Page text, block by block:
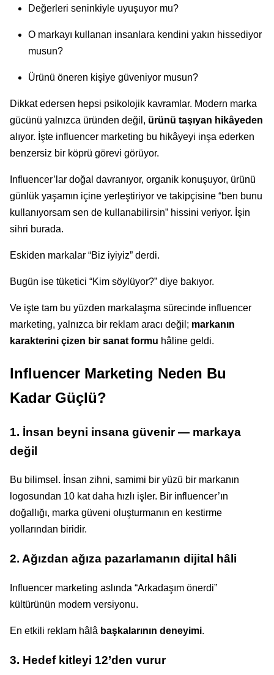
Değerleri seninkiyle uyuşuyor mu?
O markayı kullanan insanlara kendini yakın hissediyor
musun?
Ürünü öneren kişiye güveniyor musun?
Dikkat edersen hepsi psikolojik kavramlar. Modern marka
gücünü yalnızca üründen değil, ürünü taşıyan hikâyeden
alıyor. İşte influencer marketing bu hikâyeyi inşa ederken
benzersiz bir köprü görevi görüyor.
Influencer’lar doğal davranıyor, organik konuşuyor, ürünü
günlük yaşamın içine yerleştiriyor ve takipçisine “ben bunu
kullanıyorsam sen de kullanabilirsin” hissini veriyor. İşin
sihri burada.
Eskiden markalar “Biz iyiyiz” derdi.
Bugün ise tüketici “Kim söylüyor?” diye bakıyor.
Ve işte tam bu yüzden markalaşma sürecinde influencer
marketing, yalnızca bir reklam aracı değil; markanın
karakterini çizen bir sanat formu hâline geldi.
Influencer Marketing Neden Bu
Kadar Güçlü?
1. İnsan beyni insana güvenir — markaya
değil
Bu bilimsel. İnsan zihni, samimi bir yüzü bir markanın
logosundan 10 kat daha hızlı işler. Bir influencer’ın
doğallığı, marka güveni oluşturmanın en kestirme
yollarından biridir.
2. Ağızdan ağıza pazarlamanın dijital hâli
Influencer marketing aslında “Arkadaşım önerdi”
kültürünün modern versiyonu.
En etkili reklam hâlâ başkalarının deneyimi.
3. Hedef kitleyi 12’den vurur